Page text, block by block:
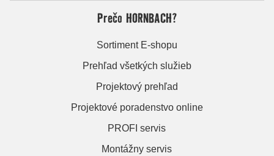
Prečo HORNBACH?
Sortiment E-shopu
Prehľad všetkých služieb
Projektový prehľad
Projektové poradenstvo online
PROFI servis
Montážny servis